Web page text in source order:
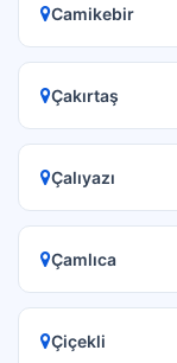
Camikebir
Çakırtaş
Çalıyazı
Çamlıca
Çiçekli